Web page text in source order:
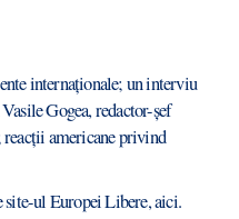
internaționale; un interviu
Gogea, redactor-șef
americane privind
site-ul Europei Libere,aici.